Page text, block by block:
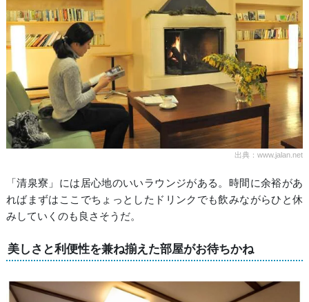
出典：www.jalan.net
「清泉寮」には居心地のいいラウンジがある。時間に余裕があ
ればまずはここでちょっとしたドリンクでも飲みながらひと休
みしていくのも良さそうだ。
美しさと利便性を兼ね揃えた部屋がお待ちかね